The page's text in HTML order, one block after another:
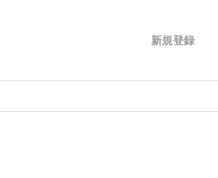
新規登録